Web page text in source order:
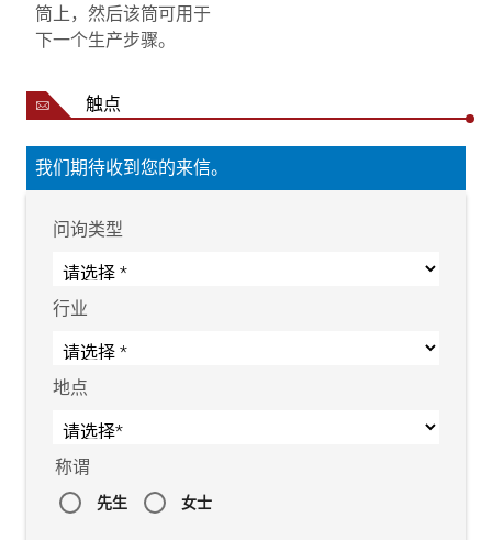
筒上，然后该筒可用于
下一个生产步骤。
触点
我们期待收到您的来信。
问询类型
行业
地点
称谓
先生 女士